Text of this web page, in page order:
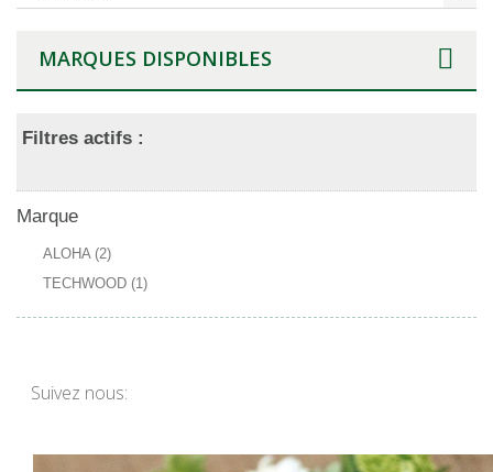
MARQUES DISPONIBLES
Filtres actifs :
Marque
ALOHA(2)
TECHWOOD (1)
Suivez nous: